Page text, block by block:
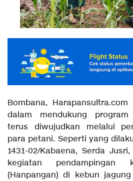
Bombana,
dalam mendukung
terus diwujudkan melalui
para petani. Seperti yang
1431-02/Kabaena, Serda
kegiatan pendampingan
(Hanpangan) di kebun